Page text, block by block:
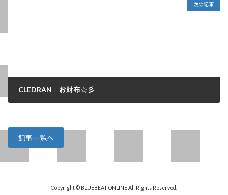
次の記事
CLEDRAN お財布☆彡
2018/01/04
記事一覧へ
Copyright © BLUEBEAT ONLINE All Rights Reserved.